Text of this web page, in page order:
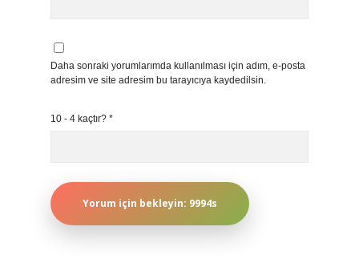
Daha sonraki yorumlarımda kullanılması için adım, e-posta
adresim ve site adresim bu tarayıcıya kaydedilsin.
10 - 4 kaçtır? *